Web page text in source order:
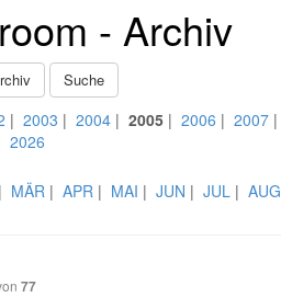
- Archiv
Suche
| 2003 | 2004 | 2005 | 2006 | 2007 |
2026
| MÄR | APR | MAI | JUN | JUL | AUG
77